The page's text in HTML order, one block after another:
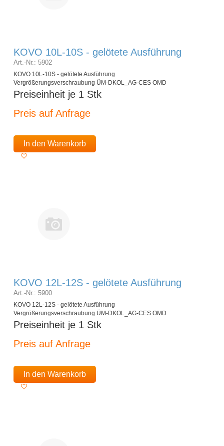
KOVO 10L-10S - gelötete Ausführung
Art.-Nr.: 5902
KOVO 10L-10S - gelötete Ausführung
Vergrößerungsverschraubung ÜM-DKOL_AG-CES OMD
Preiseinheit je 1 Stk
Preis auf Anfrage
In den Warenkorb
KOVO 12L-12S - gelötete Ausführung
Art.-Nr.: 5900
KOVO 12L-12S - gelötete Ausführung
Vergrößerungsverschraubung ÜM-DKOL_AG-CES OMD
Preiseinheit je 1 Stk
Preis auf Anfrage
In den Warenkorb